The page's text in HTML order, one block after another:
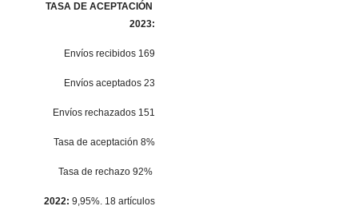
TASA DE ACEPTACIÓN
2023:
Envíos recibidos 169
Envíos aceptados 23
Envíos rechazados 151
Tasa de aceptación 8%
Tasa de rechazo 92%
2022: 9,95%. 18 artículos